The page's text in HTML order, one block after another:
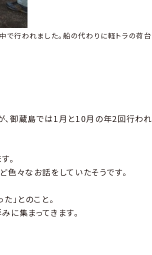
行われました。船の代わりに軽トラの荷台
、御蔵島では1月と10月の年2回行われ
。
々なお話をしていたそうです。
」とのこと。
に集まってきます。